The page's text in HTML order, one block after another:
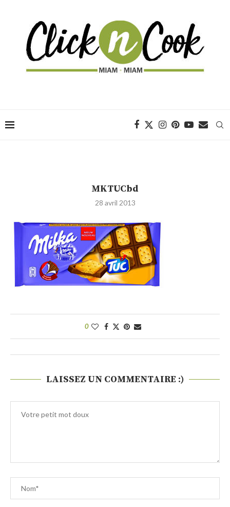
MKTUCbd
28 avril 2013
0
LAISSEZ UN COMMENTAIRE :)